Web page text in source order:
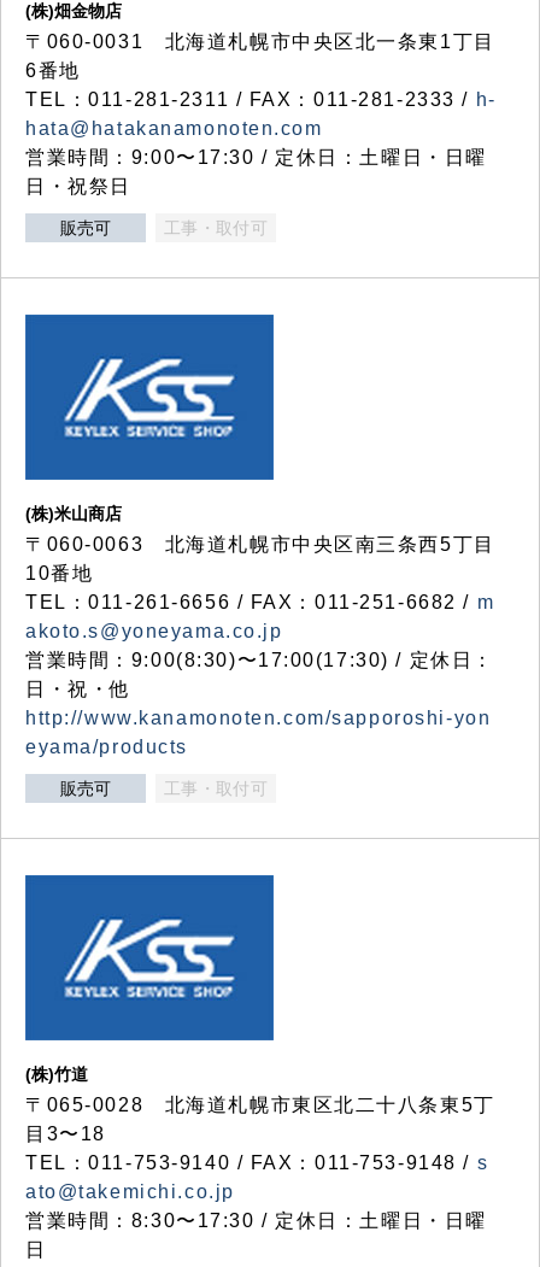
(株)畑金物店
〒060-0031 北海道札幌市中央区北一条東1丁目
6番地
TEL：011-281-2311 / FAX：011-281-2333 / h-
hata@hatakanamonoten.com
営業時間：9:00〜17:30 / 定休日：土曜日・日曜
日・祝祭日
販売可 工事・取付可
(株)米山商店
〒060-0063 北海道札幌市中央区南三条西5丁目
10番地
TEL：011-261-6656 / FAX：011-251-6682 / m
akoto.s@yoneyama.co.jp
営業時間：9:00(8:30)〜17:00(17:30) / 定休日：
日・祝・他
http://www.kanamonoten.com/sapporoshi-yon
eyama/products
販売可 工事・取付可
(株)竹道
〒065-0028 北海道札幌市東区北二十八条東5丁
目3〜18
TEL：011-753-9140 / FAX：011-753-9148 / s
ato@takemichi.co.jp
営業時間：8:30〜17:30 / 定休日：土曜日・日曜
日